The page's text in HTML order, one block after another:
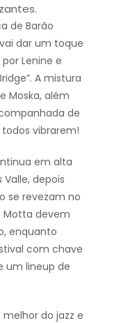
de Barão
dar um toque
Lenine e
A mistura
Moska, além
de
vibrarem!
em alta
depois
se revezam no
Motta devem
enquanto
com chave
um lineup de
do jazz e